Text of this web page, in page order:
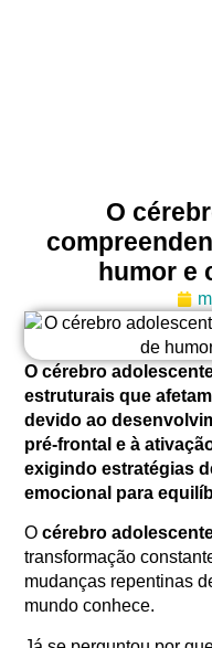
O
humor e
O cérebro
estruturais que
devido ao
pré-frontal e à
exigindo estratégias
emocional para
Océrebro
transformação
mudanças repentinas
mundo conhece.